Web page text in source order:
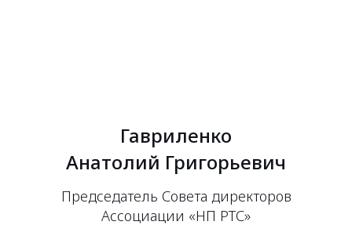
Гавриленко
Анатолий Григорьевич
Председатель Совета директоров
Ассоциации «НП РТС»